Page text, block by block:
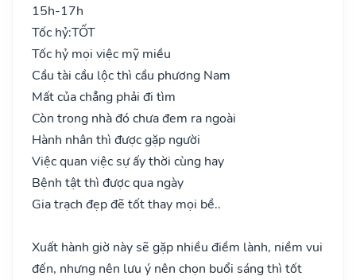
15h-17h
Tốc hỷ:TỐT
Tốc hỷ mọi việc mỹ miều
Cầu tài cầu lộc thì cầu phương Nam
Mất của chẳng phải đi tìm
Còn trong nhà đó chưa đem ra ngoài
Hành nhân thì được gặp người
Việc quan việc sự ấy thời cùng hay
Bệnh tật thì được qua ngày
Gia trạch đẹp đẽ tốt thay mọi bề..
Xuất hành giờ này sẽ gặp nhiều điềm lành, niềm vui
đến, nhưng nên lưu ý nên chọn buổi sáng thì tốt